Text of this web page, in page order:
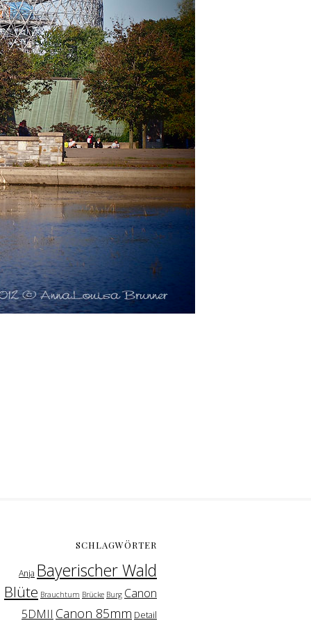
SCHLAGWÖRTER
Anja Bayerischer Wald
Blüte Brauchtum Brücke Burg Canon
5DMII Canon 85mm Detail